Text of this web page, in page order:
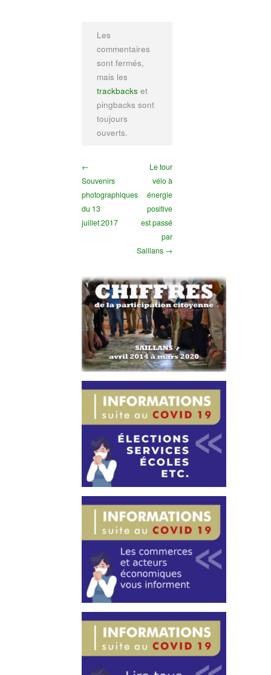
Les
commentaires
sont fermés,
mais les
trackbacks et
pingbacks sont
toujours
ouverts.
←
Souvenirs
photographiques
du 13
juillet 2017
Le tour
vélo à
énergie
positive
est passé
par
Saillans →